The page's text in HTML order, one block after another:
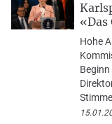
«Das
Hohe